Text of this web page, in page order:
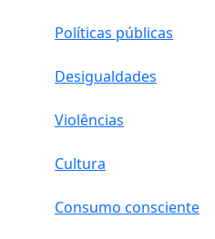
Políticas públicas
Desigualdades
Violências
Cultura
Consumo consciente